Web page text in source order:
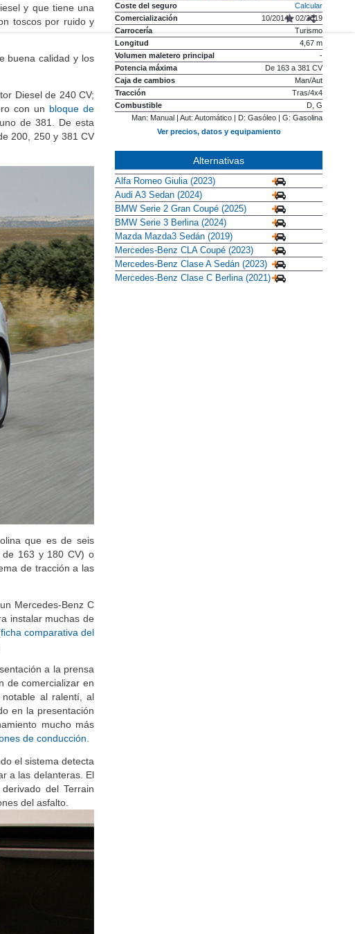
y que tiene una
toscos por ruido y
buena calidad y los
Diesel de 240 CV;
con un bloque de
de 381. De esta
200, 250 y 381 CV
que es de seis
de 163 y 180 CV) o
de tracción a las
Mercedes-Benz C
instalar muchas de
ficha comparativa del
a la prensa
de comercializar en
al ralentí, al
en la presentación
mucho más
de conducción
el sistema detecta
a las delanteras. El
del Terrain
del asfalto.
Coste del seguro
Calcular
Comercialización
10/2014 - 02/2019
Carrocería
Turismo
Longitud
4,67 m
Volumen maletero principal
-
Potencia máxima
De 163 a 381 CV
Caja de cambios
Man/Aut
Tracción
Tras/4x4
Combustible
D, G
Man: Manual | Aut: Automático | D: Gasóleo | G: Gasolina
Ver precios, datos y equipamiento
Alternativas
Alfa Romeo Giulia (2023)
Audi A3 Sedan (2024)
BMW Serie 2 Gran Coupé (2025)
BMW Serie 3 Berlina (2024)
Mazda Mazda3 Sedán (2019)
Mercedes-Benz CLA Coupé (2023)
Mercedes-Benz Clase A Sedán (2023)
Mercedes-Benz Clase C Berlina (2021)